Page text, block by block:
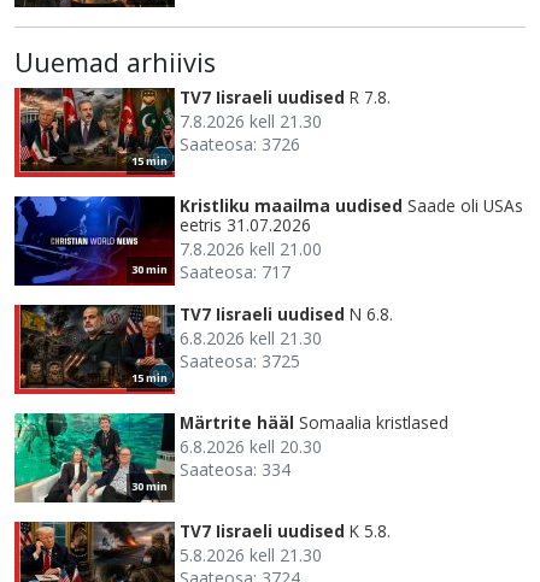
Uuemad arhiivis
15 min
TV7 Iisraeli uudised R 7.8.
7.8.2026 kell 21.30
Saateosa: 3726
30 min
Kristliku maailma uudised Saade oli USAs
eetris 31.07.2026
7.8.2026 kell 21.00
Saateosa: 717
15 min
TV7 Iisraeli uudised N 6.8.
6.8.2026 kell 21.30
Saateosa: 3725
30 min
Märtrite hääl Somaalia kristlased
6.8.2026 kell 20.30
Saateosa: 334
TV7 Iisraeli uudised K 5.8.
5.8.2026 kell 21.30